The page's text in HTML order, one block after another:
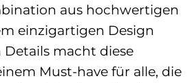
aus hochwertigen
einzigartigen Design
macht diese
Must-have für alle, die